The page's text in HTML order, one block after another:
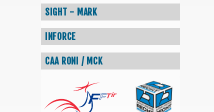
SIGHT - MARK
INFORCE
CAA RONI / MCK